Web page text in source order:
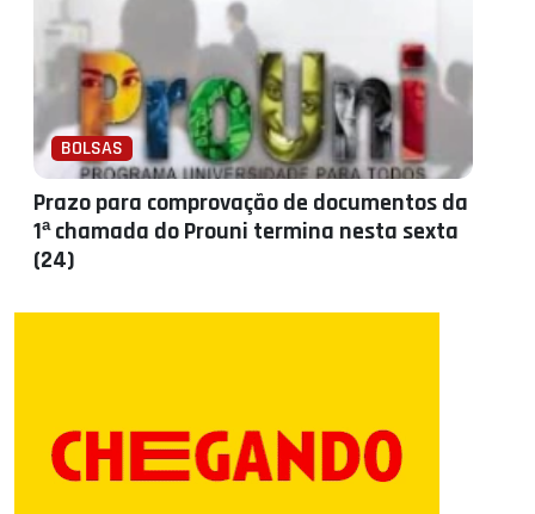
BOLSAS
Prazo para comprovação de documentos da
1ª chamada do Prouni termina nesta sexta
(24)